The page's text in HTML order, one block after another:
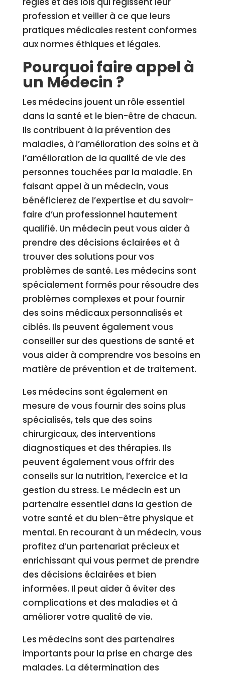
profession et veiller à ce que leurs
pratiques médicales restent conformes
aux normes éthiques et légales.
Pourquoi faire appel à
un Médecin ?
Les médecins jouent un rôle essentiel
dans la santé et le bien-être de chacun.
Ils contribuent à la prévention des
maladies, à l’amélioration des soins et à
l’amélioration de la qualité de vie des
personnes touchées par la maladie. En
faisant appel à un médecin, vous
bénéficierez de l’expertise et du savoir-
faire d’un professionnel hautement
qualifié. Un médecin peut vous aider à
prendre des décisions éclairées et à
trouver des solutions pour vos
problèmes de santé. Les médecins sont
spécialement formés pour résoudre des
problèmes complexes et pour fournir
des soins médicaux personnalisés et
ciblés. Ils peuvent également vous
conseiller sur des questions de santé et
vous aider à comprendre vos besoins en
matière de prévention et de traitement.
Les médecins sont également en
mesure de vous fournir des soins plus
spécialisés, tels que des soins
chirurgicaux, des interventions
diagnostiques et des thérapies. Ils
peuvent également vous offrir des
conseils sur la nutrition, l’exercice et la
gestion du stress. Le médecin est un
partenaire essentiel dans la gestion de
votre santé et du bien-être physique et
mental. En recourant à un médecin, vous
profitez d’un partenariat précieux et
enrichissant qui vous permet de prendre
des décisions éclairées et bien
informées. Il peut aider à éviter des
complications et des maladies et à
améliorer votre qualité de vie.
Les médecins sont des partenaires
importants pour la prise en charge des
malades. La détermination des